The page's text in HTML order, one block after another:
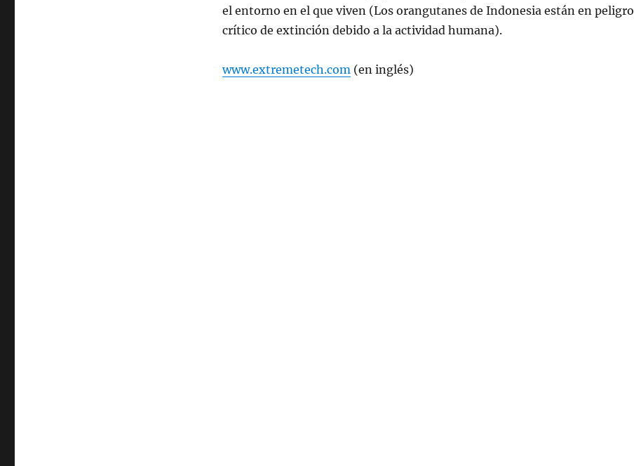
el entorno en el que viven (Los orangutanes de Indonesia están en peligro
crítico de extinción debido a la actividad humana).
www.extremetech.com(en inglés)